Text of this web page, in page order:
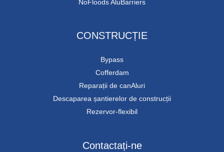
NoFloods AluBarriers
CONSTRUCȚIE
Bypass
Cofferdam
Reparații de canAluri
Descaparea șantierelor de construcții
Rezervor-flexibil
Contactați-ne